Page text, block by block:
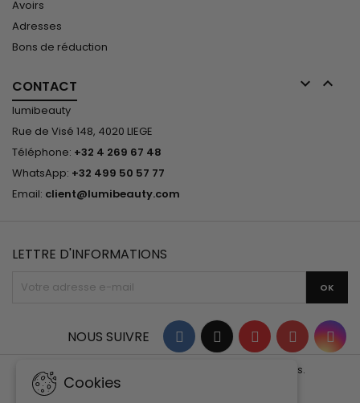
Avoirs
Adresses
Bons de réduction
CONTACT  
lumibeauty
Rue de Visé 148, 4020 LIEGE
Téléphone: +32 4 269 67 48
WhatsApp: +32 499 50 57 77
Email: client@lumibeauty.com
Cookies
LETTRE D'INFORMATIONS
Facebook
TwitterYouTubePinterest
NOUS SUIVRE
© Copyright 2026 lumibeauty. Tous droits réservés.